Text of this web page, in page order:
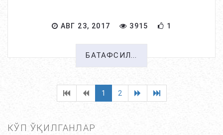
АВГ 23, 2017 3915 1
БАТАФСИЛ...
1 2
КЎП ЎҚИЛГАНЛАР